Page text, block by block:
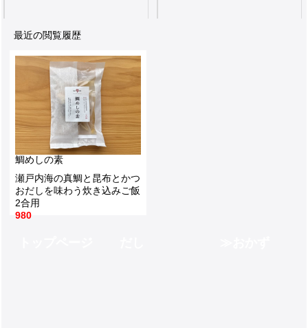
680
最近の閲覧履歴
鯛めしの素
瀬戸内海の真鯛と昆布とかつ
おだしを味わう炊き込みご飯
2合用
980